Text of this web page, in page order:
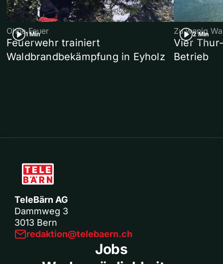
1 Min
Ohne Feuer
Feuerwehr trainiert
Waldbrandbekämpfung in Eyholz
2 Min
Zu wenig
Vier
Betrieb
TeleBärn AG
Dammweg 3
3013 Bern
redaktion@telebaern.ch
Jobs